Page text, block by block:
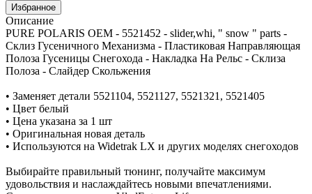
Избранное
Описание
PURE POLARIS OEM - 5521452 - slider,whi, " snow " parts -
Склиз Гусеничного Механизма - Пластиковая Направляющая
Полоза Гусеницы Снегохода - Накладка На Рельс - Склиза
Полоза - Слайдер Скольжения
• Заменяет детали 5521104, 5521127, 5521321, 5521405
• Цвет белый
• Цена указана за 1 шт
• Оригинальная новая деталь
• Используются на Widetrak LX и других моделях снегоходов
Выбирайте правильный тюнинг, получайте максимум
удовольствия и наслаждайтесь новыми впечатлениями.